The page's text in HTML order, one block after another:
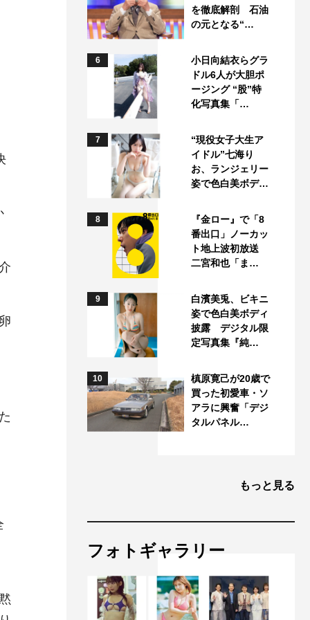
を徹底解剖 石油
の元となる“…
6
小日向結衣らグラ
ドル6人が大胆ポ
ージング “股”特
化写真集「…
7
“現役女子大生ア
イドル”七海り
お、ランジェリー
姿で色白美ボデ…
8
『金ロー』で「8
番出口」ノーカッ
ト地上波初放送
二宮和也「ま…
9
白濱美兎、ビキニ
姿で色白美ボディ
披露 デジタル限
定写真集『純…
10
槙原寛己が20歳で
買った初愛車・ソ
アラに興奮「デジ
タルパネル…
もっと見る
フォトギャラリー